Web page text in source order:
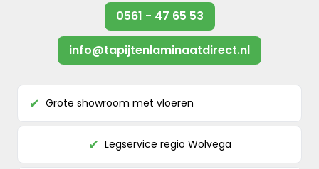
0561 - 47 65 53
info@tapijtenlaminaatdirect.nl
✔ Grote showroom met vloeren
✔ Legservice regio Wolvega